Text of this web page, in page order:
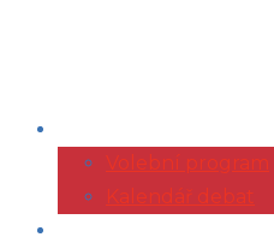
Volební program
Kalendář debat